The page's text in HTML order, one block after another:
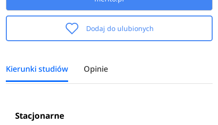
Dodaj do ulubionych
Kierunki studiów Opinie
Stacjonarne